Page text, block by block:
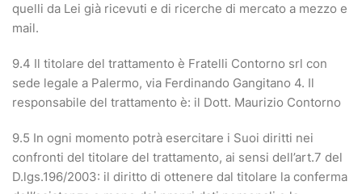
quelli da Lei già ricevuti e di ricerche di mercato a mezzo e
mail.
9.4 Il titolare del trattamento è Fratelli Contorno srl con
sede legale a Palermo, via Ferdinando Gangitano 4. Il
responsabile del trattamento è: il Dott. Maurizio Contorno
9.5 In ogni momento potrà esercitare i Suoi diritti nei
confronti del titolare del trattamento, ai sensi dell’art.7 del
D.lgs.196/2003: il diritto di ottenere dal titolare la conferma